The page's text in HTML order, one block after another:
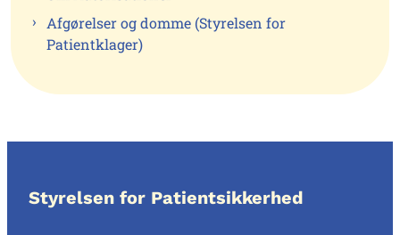
Afgørelser og domme (Styrelsen for
Patientklager)
Styrelsen for Patientsikkerhed